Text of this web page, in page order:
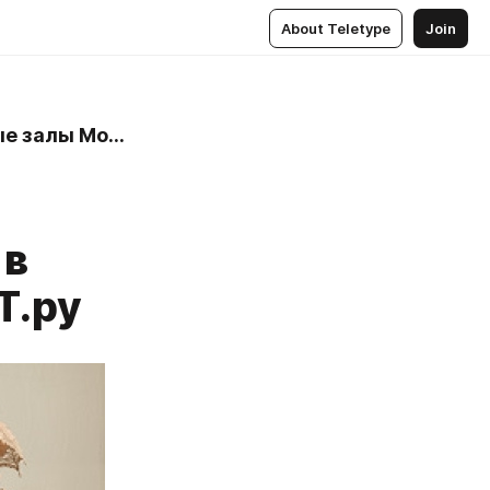
About Teletype Join
Mosbilet.ru - билеты в театры, цирк, музеи и концертные залы Москвы